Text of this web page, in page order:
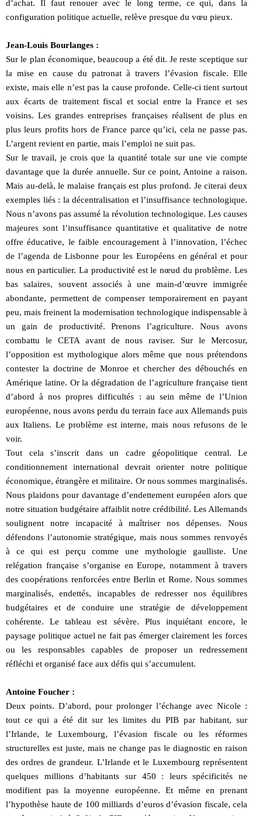
d’achat. Il faut renouer avec le long terme, ce qui, dans la
configuration politique actuelle, relève presque du vœu pieux.
Jean-Louis Bourlanges :
Sur le plan économique, beaucoup a été dit. Je reste sceptique sur
la mise en cause du patronat à travers l’évasion fiscale. Elle
existe, mais elle n’est pas la cause profonde. Celle-ci tient surtout
aux écarts de traitement fiscal et social entre la France et ses
voisins. Les grandes entreprises françaises réalisent de plus en
plus leurs profits hors de France parce qu’ici, cela ne passe pas.
L’argent revient en partie, mais l’emploi ne suit pas.
Sur le travail, je crois que la quantité totale sur une vie compte
davantage que la durée annuelle. Sur ce point, Antoine a raison.
Mais au-delà, le malaise français est plus profond. Je citerai deux
exemples liés : la décentralisation et l’insuffisance technologique.
Nous n’avons pas assumé la révolution technologique. Les causes
majeures sont l’insuffisance quantitative et qualitative de notre
offre éducative, le faible encouragement à l’innovation, l’échec
de l’agenda de Lisbonne pour les Européens en général et pour
nous en particulier. La productivité est le nœud du problème. Les
bas salaires, souvent associés à une main-d’œuvre immigrée
abondante, permettent de compenser temporairement en payant
peu, mais freinent la modernisation technologique indispensable à
un gain de productivité. Prenons l’agriculture. Nous avons
combattu le CETA avant de nous raviser. Sur le Mercosur,
l’opposition est mythologique alors même que nous prétendons
contester la doctrine de Monroe et chercher des débouchés en
Amérique latine. Or la dégradation de l’agriculture française tient
d’abord à nos propres difficultés : au sein même de l’Union
européenne, nous avons perdu du terrain face aux Allemands puis
aux Italiens. Le problème est interne, mais nous refusons de le
voir.
Tout cela s’inscrit dans un cadre géopolitique central. Le
conditionnement international devrait orienter notre politique
économique, étrangère et militaire. Or nous sommes marginalisés.
Nous plaidons pour davantage d’endettement européen alors que
notre situation budgétaire affaiblit notre crédibilité. Les Allemands
soulignent notre incapacité à maîtriser nos dépenses. Nous
défendons l’autonomie stratégique, mais nous sommes renvoyés
à ce qui est perçu comme une mythologie gaulliste. Une
relégation française s’organise en Europe, notamment à travers
des coopérations renforcées entre Berlin et Rome. Nous sommes
marginalisés, endettés, incapables de redresser nos équilibres
budgétaires et de conduire une stratégie de développement
cohérente. Le tableau est sévère. Plus inquiétant encore, le
paysage politique actuel ne fait pas émerger clairement les forces
ou les responsables capables de proposer un redressement
réfléchi et organisé face aux défis qui s’accumulent.
Antoine Foucher :
Deux points. D’abord, pour prolonger l’échange avec Nicole :
tout ce qui a été dit sur les limites du PIB par habitant, sur
l’Irlande, le Luxembourg, l’évasion fiscale ou les réformes
structurelles est juste, mais ne change pas le diagnostic en raison
des ordres de grandeur. L’Irlande et le Luxembourg représentent
quelques millions d’habitants sur 450 : leurs spécificités ne
modifient pas la moyenne européenne. Et même en prenant
l’hypothèse haute de 100 milliards d’euros d’évasion fiscale, cela